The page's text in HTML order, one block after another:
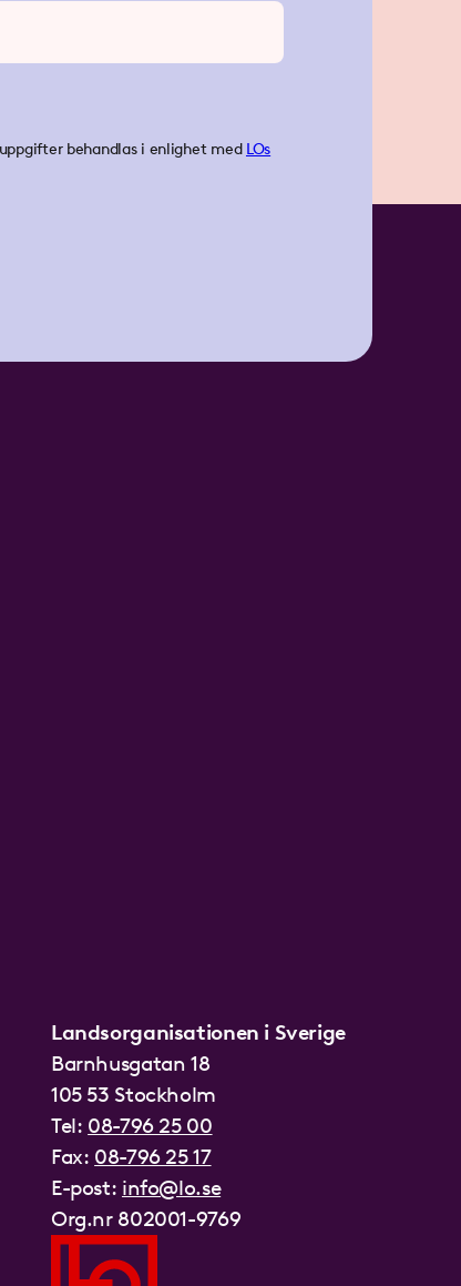
behandlas i enlighet med LOs
Landsorganisationen i Sverige
Barnhusgatan 18
105 53 Stockholm
Tel: 08-796 25 00
Fax: 08-796 25 17
E-post: info@lo.se
Org.nr 802001-9769